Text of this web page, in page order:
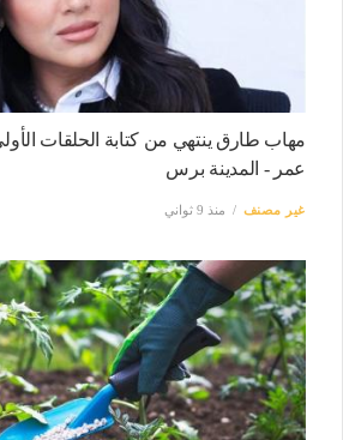
مهاب طارق ينتهي من كتابة الحلقات
عمر - المدينة برس
غير مصنف منذ 9 ثواني